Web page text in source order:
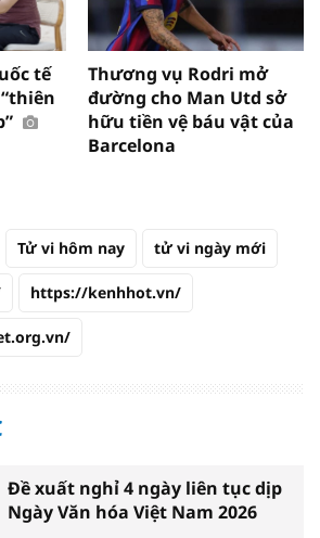
tế
Thương vụ Rodri mở
đường cho Man Utd sở
hữu tiền vệ báu vật của
Barcelona
Tử vi hôm nay tử vi ngày mới
https://kenhhot.vn/
Đề xuất nghỉ 4 ngày liên tục dịp
Ngày Văn hóa Việt Nam 2026